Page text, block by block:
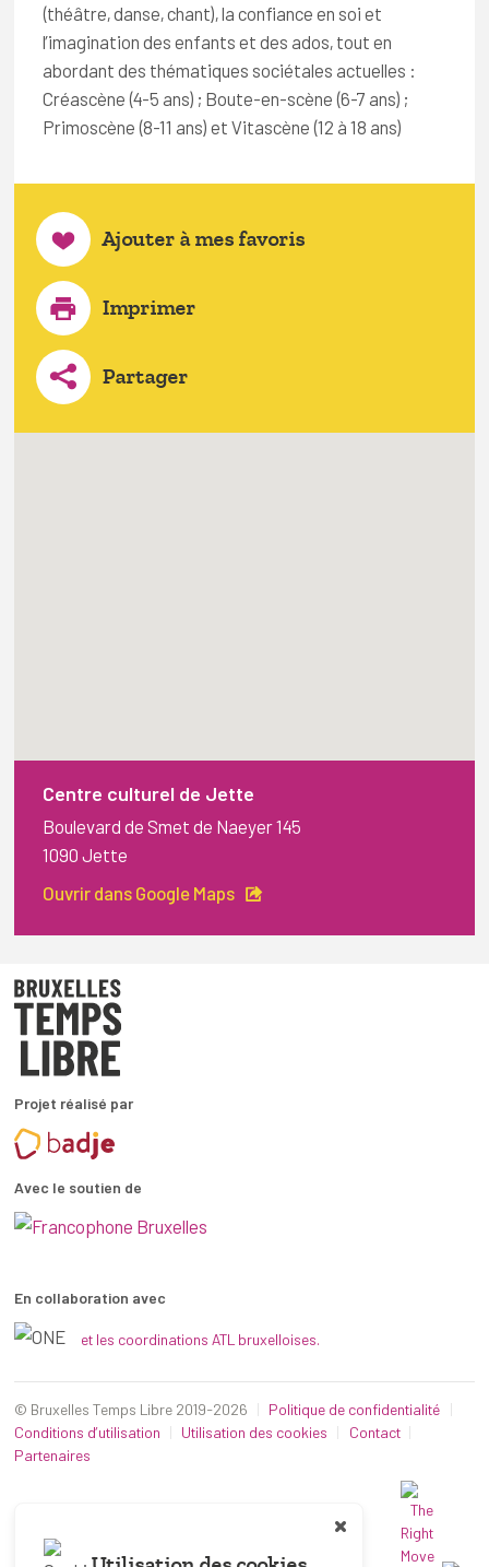
(théâtre, danse, chant), la confiance en soi et
l’imagination des enfants et des ados, tout en
abordant des thématiques sociétales actuelles :
Créascène (4-5 ans) ; Boute-en-scène (6-7 ans) ;
Primoscène (8-11 ans) et Vitascène (12 à 18 ans)
Ajouter à mes favoris
Imprimer
Partager
Centre culturel de Jette
Boulevard de Smet de Naeyer 145
1090 Jette
Ouvrir dans Google Maps
Projet réalisé par
Avec le soutien de
En collaboration avec
et les coordinations ATL bruxelloises.
© Bruxelles Temps Libre 2019-2026
Politique de confidentialité
Conditions d’utilisation
Utilisation des cookies
Contact
Partenaires